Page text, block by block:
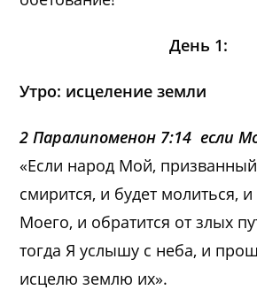
День 1:
Утро: исцеление земли
2 Паралипоменон 7:14 если
«Если народ Мой,
смирится, и будет молиться,
Моего, и обратится от злых
тогда Я услышу с неба, и
исцелю землю их».